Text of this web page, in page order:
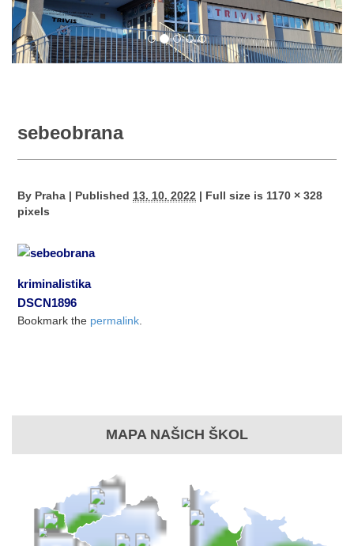
sebeobrana
By Praha | Published 13. 10. 2022 | Full size is 1170 × 328
pixels
kriminalistika
DSCN1896
Bookmark the permalink
MAPA NAŠICH ŠKOL